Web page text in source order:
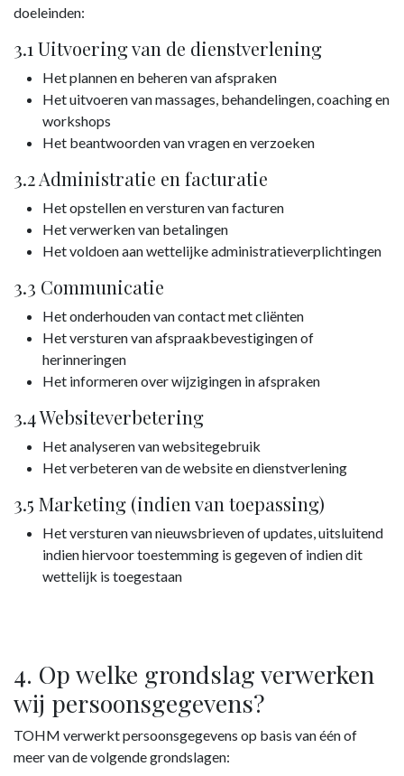
doeleinden:
3.1 Uitvoering van de dienstverlening
Het plannen en beheren van afspraken
Het uitvoeren van massages, behandelingen, coaching en
workshops
Het beantwoorden van vragen en verzoeken
3.2 Administratie en facturatie
Het opstellen en versturen van facturen
Het verwerken van betalingen
Het voldoen aan wettelijke administratieverplichtingen
3.3 Communicatie
Het onderhouden van contact met cliënten
Het versturen van afspraakbevestigingen of
herinneringen
Het informeren over wijzigingen in afspraken
3.4 Websiteverbetering
Het analyseren van websitegebruik
Het verbeteren van de website en dienstverlening
3.5 Marketing (indien van toepassing)
Het versturen van nieuwsbrieven of updates, uitsluitend
indien hiervoor toestemming is gegeven of indien dit
wettelijk is toegestaan
4. Op welke grondslag verwerken
wij persoonsgegevens?
TOHM verwerkt persoonsgegevens op basis van één of
meer van de volgende grondslagen: